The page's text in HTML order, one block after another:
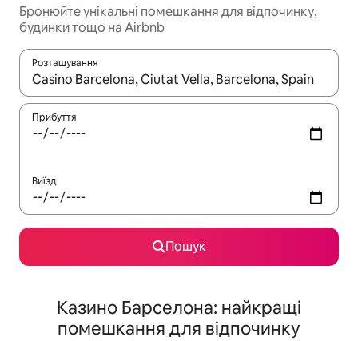
Бронюйте унікальні помешкання для відпочинку,
будинки тощо на Airbnb
Розташування
Отримавши результати пошуку, використовуйте для
Прибуття
Виїзд
Пошук
Казино Барселона: найкращі
помешкання для відпочинку